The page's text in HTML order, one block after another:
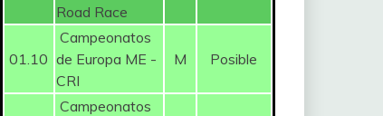
Road Race
01.10
Campeonatos
de Europa ME -
CRI
M Posible
Campeonatos